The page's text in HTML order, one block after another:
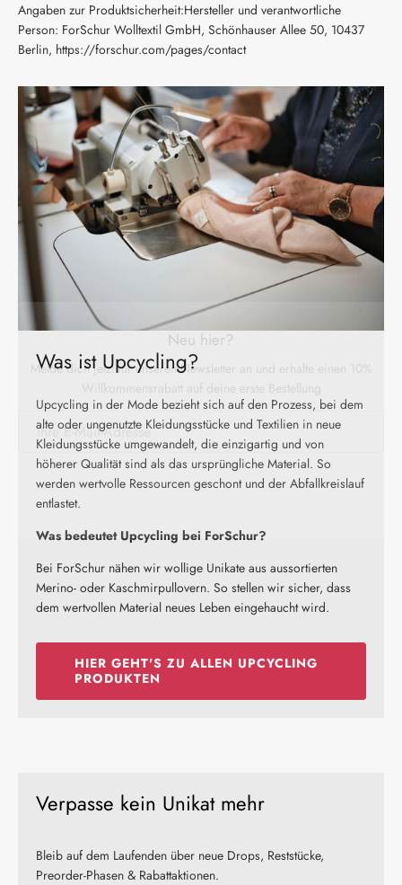
Angaben zur Produktsicherheit:Hersteller und verantwortliche
Person: ForSchur Wolltextil GmbH, Schönhauser Allee 50, 10437
Berlin, https://forschur.com/pages/contact
Was ist Upcycling?
Upcycling in der Mode bezieht sich auf den Prozess, bei dem
alte oder ungenutzte Kleidungsstücke und Textilien in neue
Kleidungsstücke umgewandelt, die einzigartig und von
höherer Qualität sind als das ursprüngliche Material. So
werden wertvolle Ressourcen geschont und der Abfallkreislauf
entlastet.
Was bedeutet Upcycling bei ForSchur?
Bei ForSchur nähen wir wollige Unikate aus aussortierten
Merino- oder Kaschmirpullovern. So stellen wir sicher, dass
dem wertvollen Material neues Leben eingehaucht wird.
HIER GEHT'S ZU ALLEN UPCYCLING
PRODUKTEN
Verpasse kein Unikat mehr
Bleib auf dem Laufenden über neue Drops, Reststücke,
Preorder-Phasen & Rabattaktionen.
Melde dich jetzt für unseren Newsletter an und erhalte einen 10%
Willkommensrabatt auf deine erste Bestellung
ABSCHICKEN